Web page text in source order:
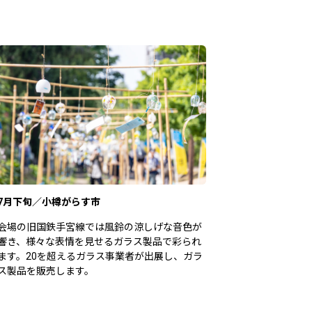
月下旬／小樽がらす市
場の旧国鉄手宮線では風鈴の涼しげな音色が
き、様々な表情を見せるガラス製品で彩られ
す。20を超えるガラス事業者が出展し、ガラ
製品を販売します。